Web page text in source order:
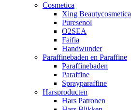
Cosmetica
Xing Beautycosmetica
Puresenol
O2SEA
Faifia
Handwunder
Paraffinebaden en Paraffine
Paraffinebaden
Paraffine
Sprayparaffine
Harsproducten
Hars Patronen